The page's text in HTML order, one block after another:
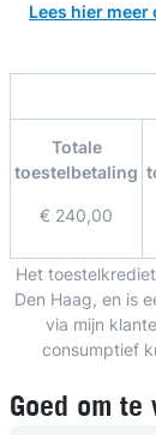
Lees hier meer
Totale
toestelbetaling
€ 240,00
Het
Den Haag, en is
via mijn
consumptief
Goed om te